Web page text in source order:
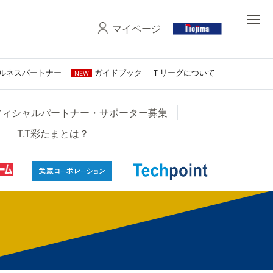
マイページ
ネスパートナー NEW ガイドブック Ｔリーグについて
シャルパートナー・サポーター募集
T.T彩たまとは？